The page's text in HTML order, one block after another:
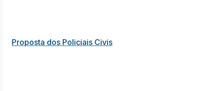
Proposta dos Policiais Civis